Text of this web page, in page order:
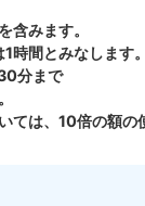
含みます。
時間とみなします。
分まで
ては、10倍の額の